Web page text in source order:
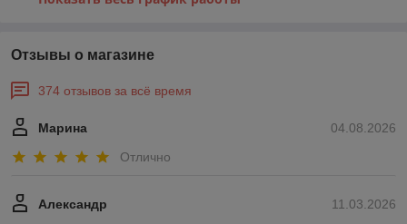
Отзывы о магазине
374 отзывов за всё время
04.08.2026
Марина
Отлично
11.03.2026
Александр